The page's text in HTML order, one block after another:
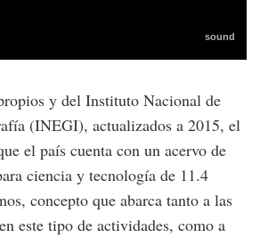
y del Instituto Nacional de
(INEGI), actualizados a 2015, el
el país cuenta con un acervo de
ciencia y tecnología de 11.4
concepto que abarca tanto a las
este tipo de actividades, como a